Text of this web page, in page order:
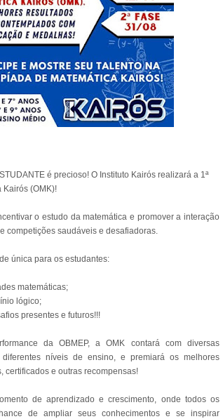
é precioso! O Instituto Kairós realizará a 1ª
Kairós (OMK)!
o estudo da matemática e promover a interação
competições saudáveis e desafiadoras.
única para os estudantes:
matemáticas;
lógico;
presentes e futuros!!!
da OBMEP, a OMK contará com diversas
diferentes níveis de ensino, e premiará os melhores
certificados e outras recompensas!
de aprendizado e crescimento, onde todos os
de ampliar seus conhecimentos e se inspirar